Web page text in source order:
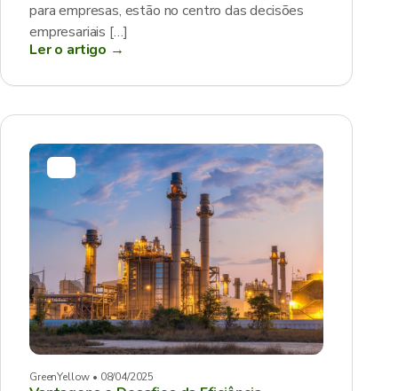
para empresas, estão no centro das decisões
empresariais […]
Ler o artigo →
GreenYellow • 08/04/2025